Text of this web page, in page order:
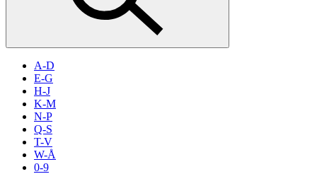
Aktiviteter
Inspirasjon
Søk
A-D
E-G
H-J
K-M
N-P
Q-S
T-V
W-Å
0-9